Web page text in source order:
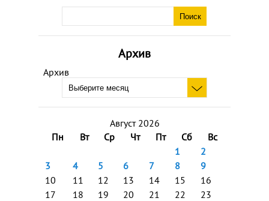
Архив
Архив
Август 2026
Пн
Вт Ср Чт Пт Сб
Вс
1
2
3
4 5 6 7 8
9
10
11 12 13 14 15
16
17
18 19 20 21 22
23